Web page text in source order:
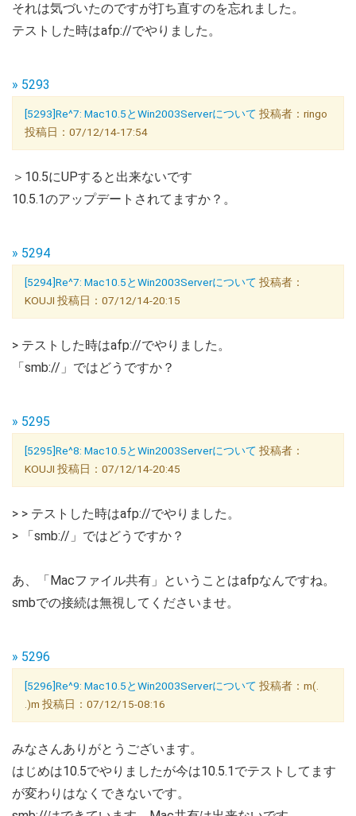
それは気づいたのですが打ち直すのを忘れました。
テストした時はafp://でやりました。
» 5293
[5293]Re^7: Mac10.5とWin2003Serverについて 投稿者：ringo
投稿日：07/12/14-17:54
＞10.5にUPすると出来ないです
10.5.1のアップデートされてますか？。
» 5294
[5294]Re^7: Mac10.5とWin2003Serverについて 投稿者：
KOUJI 投稿日：07/12/14-20:15
> テストした時はafp://でやりました。
「smb://」ではどうですか？
» 5295
[5295]Re^8: Mac10.5とWin2003Serverについて 投稿者：
KOUJI 投稿日：07/12/14-20:45
> > テストした時はafp://でやりました。
> 「smb://」ではどうですか？
あ、「Macファイル共有」ということはafpなんですね。
smbでの接続は無視してくださいませ。
» 5296
[5296]Re^9: Mac10.5とWin2003Serverについて 投稿者：m(.
.)m 投稿日：07/12/15-08:16
みなさんありがとうございます。
はじめは10.5でやりましたが今は10.5.1でテストしてます
が変わりはなくできないです。